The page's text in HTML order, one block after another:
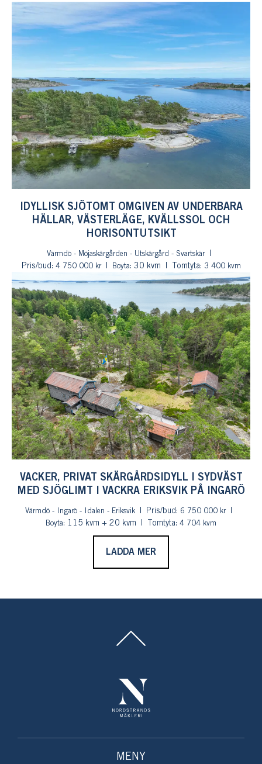
IDYLLISK SJÖTOMT OMGIVEN AV UNDERBARA
HÄLLAR, VÄSTERLÄGE, KVÄLLSSOL OCH
HORISONTUTSIKT
Värmdö - Möjaskärgården - Utskärgård - Svartskär
Pris/bud: 4 750 000 kr Boyta: 30 kvm Tomtyta: 3 400 kvm
VACKER, PRIVAT SKÄRGÅRDSIDYLL I SYDVÄST
MED SJÖGLIMT I VACKRA ERIKSVIK PÅ INGARÖ
Värmdö - Ingarö - Idalen - Eriksvik Pris/bud: 6 750 000 kr
Boyta: 115 kvm + 20 kvm Tomtyta: 4 704 kvm
LADDA MER
MENY